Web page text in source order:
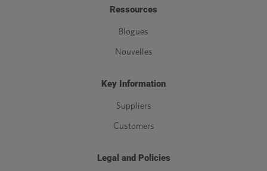
Ressources
Blogues
Nouvelles
Key Information
Suppliers
Customers
Legal and Policies